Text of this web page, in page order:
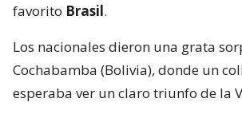
favorito Brasil.
Los nacionales dieron una grata
Cochabamba (Bolivia), donde un
esperaba ver un claro triunfo de la